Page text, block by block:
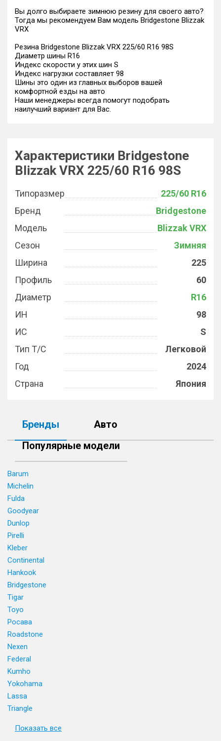
Вы долго выбираете зимнюю резину для своего авто?
Тогда мы рекомендуем Вам модель Bridgestone Blizzak
VRX
Резина Bridgestone Blizzak VRX 225/60 R16 98S
Диаметр шины R16
Индекс скорости у этих шин S
Индекс нагрузки составляет 98
Шины это один из главных выборов вашей
комфортной езды на авто
Наши менеджеры всегда помогут подобрать
наилучший вариант для Вас.
Характеристики Bridgestone
Blizzak VRX 225/60 R16 98S
Типоразмер
225/60 R16
Бренд
Bridgestone
Модель
Blizzak VRX
Сезон
Зимняя
Ширина
225
Профиль
60
Диаметр
R16
ИН
98
ИС
S
Тип Т/С
Легковой
Год
2024
Страна
Япония
Бренды
Авто
Популярные модели
Barum
Michelin
Fulda
Goodyear
Dunlop
Pirelli
Kleber
Continental
Hankook
Bridgestone
Tigar
Toyo
Росава
Roadstone
Nexen
Federal
Kumho
Yokohama
Lassa
Triangle
Показать все